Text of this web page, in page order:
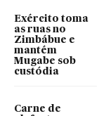
Exército toma
as ruas no
Zimbábue e
mantém
Mugabe sob
custódia
Carne de